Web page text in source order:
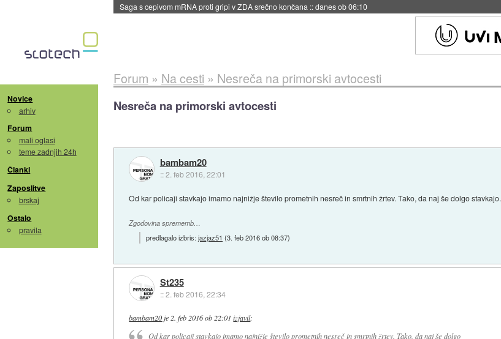
BMW v vozilih začel predvajati reklame::danes ob 06:09
Novice
arhiv
Forum
mali oglasi
teme zadnjih 24h
Članki
Zaposlitve
brskaj
Ostalo
pravila
Forum » Na cesti » Nesreča na primorski avtocesti
Nesreča na primorski avtocesti
bambam20
::2. feb 2016, 22:01
Od kar policaji stavkajo imamo najnižje število prometnih nesreč in smrtnih žrtev. Tako, da naj še dolgo stavkajo.
Zgodovina sprememb…
predlagalo izbris:jazjaz51 (3. feb 2016 ob 08:37)
St235
::2. feb 2016, 22:34
bambam20 je 2. feb 2016 ob 22:01 izjavil:
Od kar policaji stavkajo imamo najnižje število prometnih nesreč in smrtnih žrtev. Tako, da naj še dolgo